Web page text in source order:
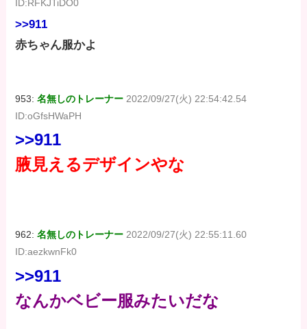
ID:RFKJTiDO0
>>911
赤ちゃん服かよ
953:名無しのトレーナー 2022/09/27(火) 22:54:42.54
ID:oGfsHWaPH
>>911
腋見えるデザインやな
962:名無しのトレーナー 2022/09/27(火) 22:55:11.60
ID:aezkwnFk0
>>911
なんかベビー服みたいだな